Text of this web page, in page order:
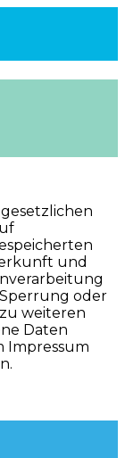
und
oder
weiteren
Daten
Impressum